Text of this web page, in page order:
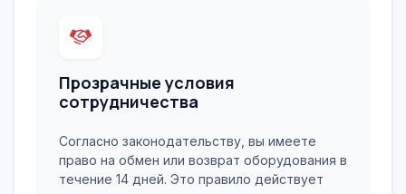
Прозрачные условия
сотрудничества
Согласно законодательству, вы имеете
право на обмен или возврат оборудования в
течение 14 дней. Это правило действует